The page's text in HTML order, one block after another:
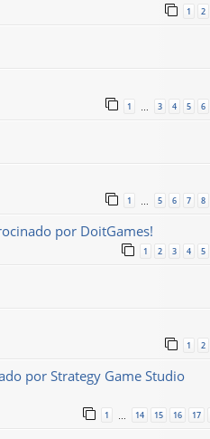
1 2
1 3 4 5 6
1 5 6 7 8
por DoitGames!
1 2 3 4 5
1 2
por Strategy Game Studio
1 14 15 16 17